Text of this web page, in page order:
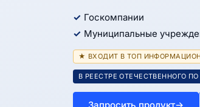
Госкомпании
Муниципальные
★ ВХОДИТ В ТОП
В РЕЕСТРЕ ОТЕЧЕСТВЕННОГО ПО